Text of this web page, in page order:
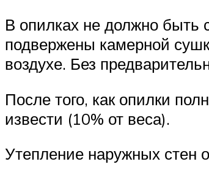
В опилках не должно быть
подвержены камерной
воздухе. Без
После того, как опилки
извести (10% от веса).
Утепление наружных стен